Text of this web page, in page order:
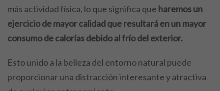
más actividad física, lo que significa que haremos un
ejercicio de mayor calidad que resultará en un mayor
consumo de calorías debido al frío del exterior.
Esto unido a la belleza del entorno natural puede
proporcionar una distracción interesante y atractiva